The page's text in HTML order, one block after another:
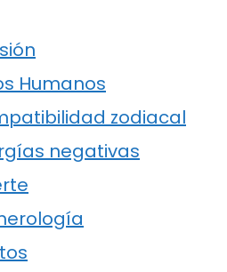
Humanos
zodiacal
negativas